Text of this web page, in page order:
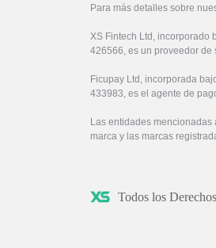
Para más detalles sobre
XS Fintech Ltd, incorporado
426566, es un proveedor de
Ficupay Ltd, incorporada
433983, es el agente de
Las entidades
marca y las marcas
Todos los